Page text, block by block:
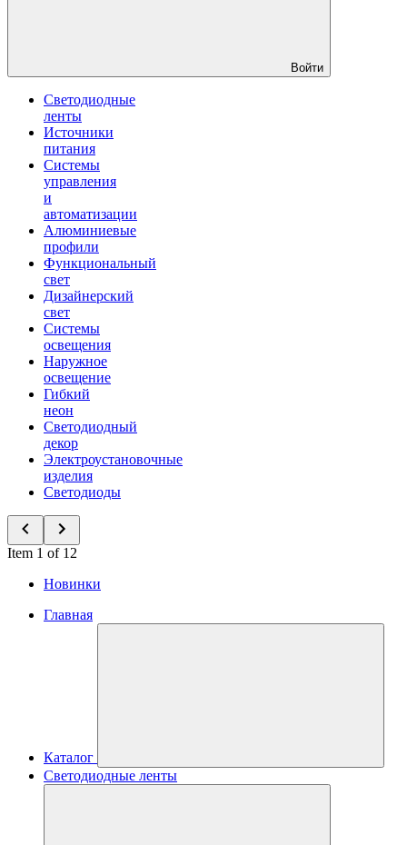
Войти
Светодиодные
ленты
Источники
питания
Системы
управления
и
автоматизации
Алюминиевые
профили
Функциональный
свет
Дизайнерский
свет
Системы
освещения
Наружное
освещение
Гибкий
неон
Светодиодный
декор
Электроустановочные
изделия
Светодиоды
Item 1 of 12
Новинки
Главная
Каталог
Светодиодные ленты